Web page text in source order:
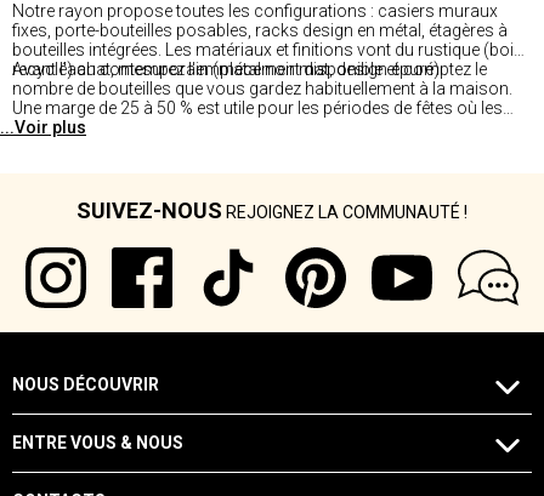
Notre rayon propose toutes les configurations : casiers muraux
fixes, porte-bouteilles posables, racks design en métal, étagères à
bouteilles intégrées. Les matériaux et finitions vont du rustique (bois
recyclé) au contemporain (métal noir mat, design épuré).
Avant l'achat, mesurez l'emplacement disponible et comptez le
nombre de bouteilles que vous gardez habituellement à la maison.
Une marge de 25 à 50 % est utile pour les périodes de fêtes où les
stocks augmentent. Disponible en magasin où vous pouvez vérifier
...Voir plus
SUIVEZ-NOUS REJOIGNEZ LA COMMUNAUTÉ !
NOUS DÉCOUVRIR
ENTRE VOUS & NOUS